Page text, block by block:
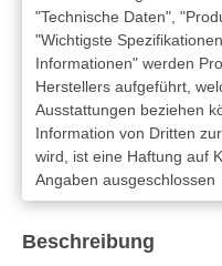
"Technische Daten",
"Wichtigste
Informationen" werden
Herstellers aufgeführt,
Ausstattungen beziehen
Information von Dritten
wird, ist eine Haftung auf
Angaben ausgeschlossen
Beschreibung